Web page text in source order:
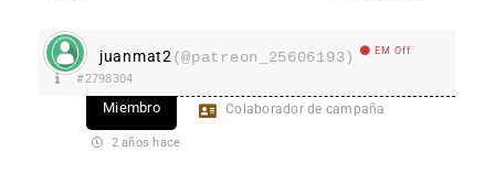
juanmat2 (@patreon_25606193) EM Off
#2798304
Miembro Colaborador de campaña
2 años hace